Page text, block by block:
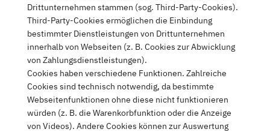
Drittunternehmen stammen (sog. Third-Party-Cookies).
Third-Party-Cookies ermöglichen die Einbindung
bestimmter Dienstleistungen von Drittunternehmen
innerhalb von Webseiten (z. B. Cookies zur Abwicklung
von Zahlungsdienstleistungen).
Cookies haben verschiedene Funktionen. Zahlreiche
Cookies sind technisch notwendig, da bestimmte
Webseitenfunktionen ohne diese nicht funktionieren
würden (z. B. die Warenkorbfunktion oder die Anzeige
von Videos). Andere Cookies können zur Auswertung